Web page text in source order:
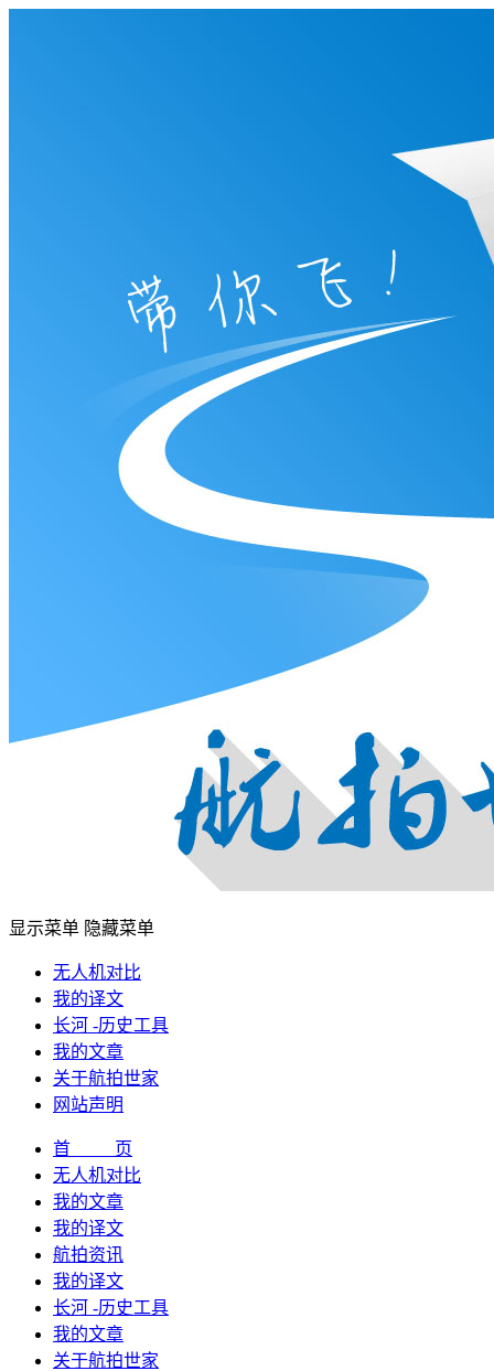
显示菜单 隐藏菜单
无人机对比
我的译文
长河 -历史工具
我的文章
关于航拍世家
网站声明
首 页
无人机对比
我的文章
我的译文
航拍资讯
我的译文
长河 -历史工具
我的文章
关于航拍世家